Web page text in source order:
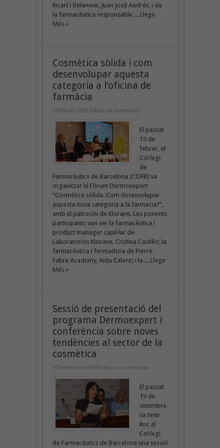
Ricart i Belaneve, Juan José Andrés, i de
la farmacèutica responsable ... Llegir
Més »
Cosmètica sòlida i com
desenvolupar aquesta
categoria a l’oficina de
farmàcia
27 febrer 2023 Deixa un comentari
El passat
15 de
febrer, el
Col·legi
de
Farmacèutics de Barcelona (COFB) va
organitzar el Fòrum Dermoexpert
“Cosmètica sòlida. Com desenvolupar
aquesta nova categoria a la farmacia?”,
amb el patrocini de Klorane. Les ponents
participants van ser la farmacèutica i
product manager capil·lar de
Laboratorios Klorane, Cristina Castillo; la
farmacèutica i formadora de Pierre
Fabre Academy, Aida Calero; i la ... Llegir
Més »
Sessió de presentació del
programa Dermoexpert i
conferència sobre noves
tendències al sector de la
cosmètica
27 setembre 2019 Deixa un comentari
El passat
19 de
setembre
va tenir
lloc al
Col·legi
de Farmacèutics de Barcelona una sessió